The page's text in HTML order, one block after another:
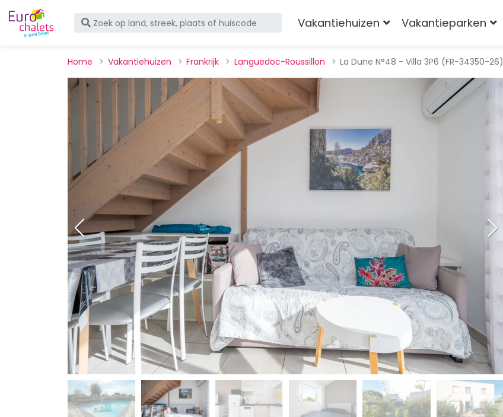
Vakantiehuizen Vakantieparken
Home Vakantiehuizen Frankrijk Languedoc-Roussillon La Dune N°48 - Villa 3P6 (FR-34350-26)